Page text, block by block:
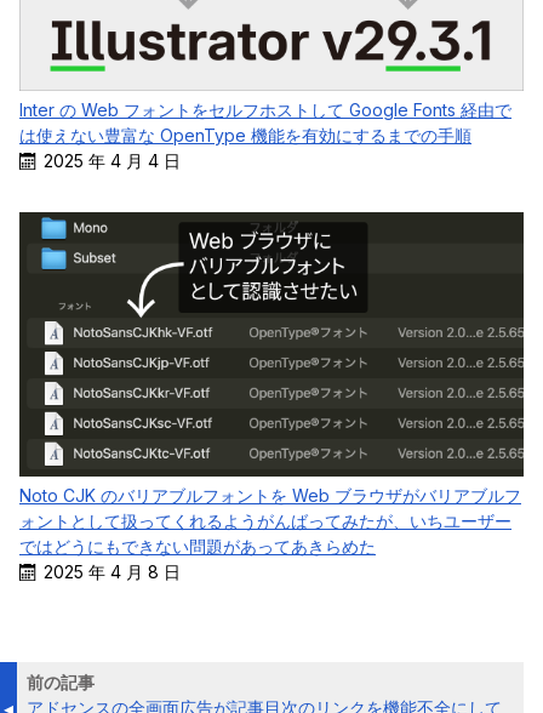
Inter の Web フォントをセルフホストして Google Fonts 経由で
は使えない豊富な OpenType 機能を有効にするまでの手順
2025 年 4 月 4 日
Noto CJK のバリアブルフォントを Web ブラウザがバリアブルフ
ォントとして扱ってくれるようがんばってみたが、いちユーザー
ではどうにもできない問題があってあきらめた
2025 年 4 月 8 日
前の記事
アドセンスの全画面広告が記事目次のリンクを機能不全にして